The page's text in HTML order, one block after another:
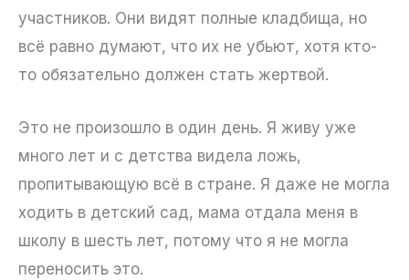
участников. Они видят полные кладбища, но
всё равно думают, что их не убьют, хотя кто-
то обязательно должен стать жертвой.
Это не произошло в один день. Я живу уже
много лет и с детства видела ложь,
пропитывающую всё в стране. Я даже не могла
ходить в детский сад, мама отдала меня в
школу в шесть лет, потому что я не могла
переносить это.